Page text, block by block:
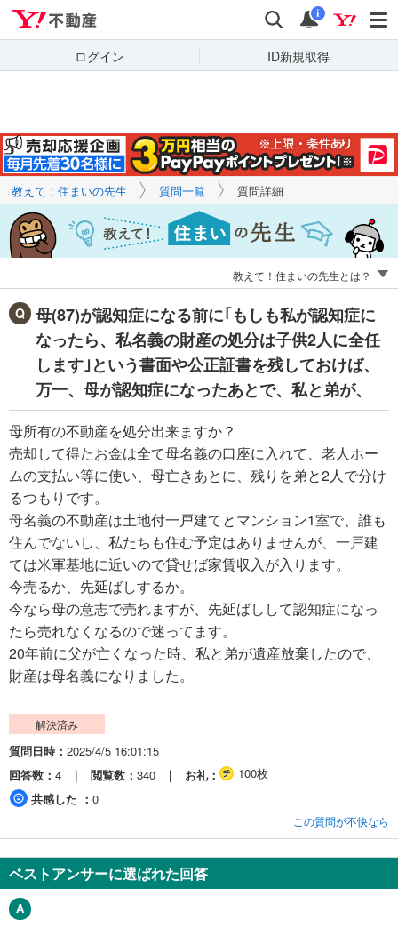
検索 通知
i
ログイン ID新規取得
キーワードで
質問を探す
教えて！住まいの先生 質問一覧 質問詳細
教えて！住まいの先生とは？
母(87)が認知症になる前に｢もしも私が認知症に
なったら、私名義の財産の処分は子供2人に全任
します｣という書面や公正証書を残しておけば、
万一、母が認知症になったあとで、私と弟が、
母所有の不動産を処分出来ますか？
売却して得たお金は全て母名義の口座に入れて、老人ホー
ムの支払い等に使い、母亡きあとに、残りを弟と2人で分け
るつもりです。
母名義の不動産は土地付一戸建てとマンション1室で、誰も
住んでないし、私たちも住む予定はありませんが、一戸建
ては米軍基地に近いので貸せば家賃収入が入ります。
今売るか、先延ばしするか。
今なら母の意志で売れますが、先延ばしして認知症になっ
たら売れなくなるので迷ってます。
20年前に父が亡くなった時、私と弟が遺産放棄したので、
財産は母名義になりました。
解決済み
質問日時
2025/4/5 16:01:15
回答数
4 閲覧数 340 お礼
100枚
共感した
0
この質問が不快なら
ベストアンサーに選ばれた回答